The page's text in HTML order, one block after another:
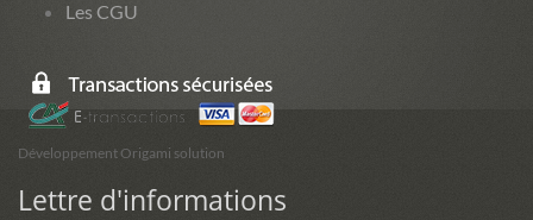
Les CGU
Développement Origami solution
Lettre d'informations